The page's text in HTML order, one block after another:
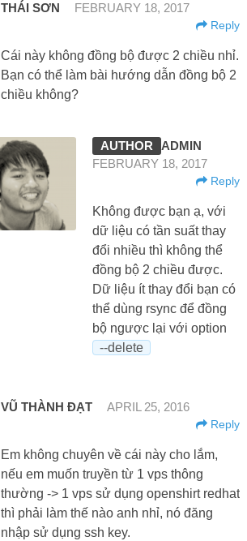
THÁI SƠN FEBRUARY 18, 2017
Reply
Cái này không đồng bộ được 2 chiều nhỉ.
Bạn có thể làm bài hướng dẫn đồng bộ 2
chiều không?
ADMIN
FEBRUARY 18, 2017
Reply
Không được bạn ạ, với
dữ liệu có tần suất thay
đổi nhiều thì không thể
đồng bộ 2 chiều được.
Dữ liệu ít thay đổi bạn có
thể dùng rsync để đồng
bộ ngược lại với option
--delete
VŨ THÀNH ĐẠT APRIL 25, 2016
Reply
Em không chuyên về cái này cho lắm,
nếu em muốn truyền từ 1 vps thông
thường -> 1 vps sử dụng openshirt redhat
thì phải làm thế nào anh nhỉ, nó đăng
nhập sử dụng ssh key.